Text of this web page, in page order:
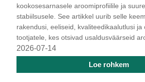
kookosesarnasele aroomiprofiilile ja
stabiilsusele. See artikkel uurib selle
rakendusi, eeliseid, kvaliteedikaalutlusi ja
tootjatele, kes otsivad usaldusväärseid
2026-07-14
Loe rohkem